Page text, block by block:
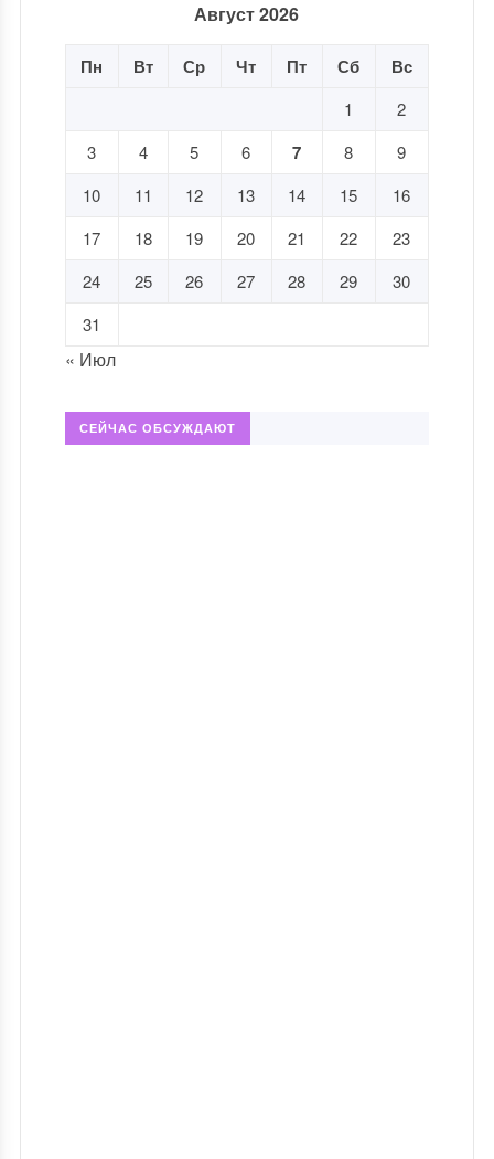
Август 2026
Пн Вт Ср Чт Пт Сб Вс
1
2
3
4 5 6 7 8
9
10
11 12 13 14 15
16
17
18 19 20 21 22
23
24
25 26 27 28 29
30
31
« Июл
СЕЙЧАС ОБСУЖДАЮТ